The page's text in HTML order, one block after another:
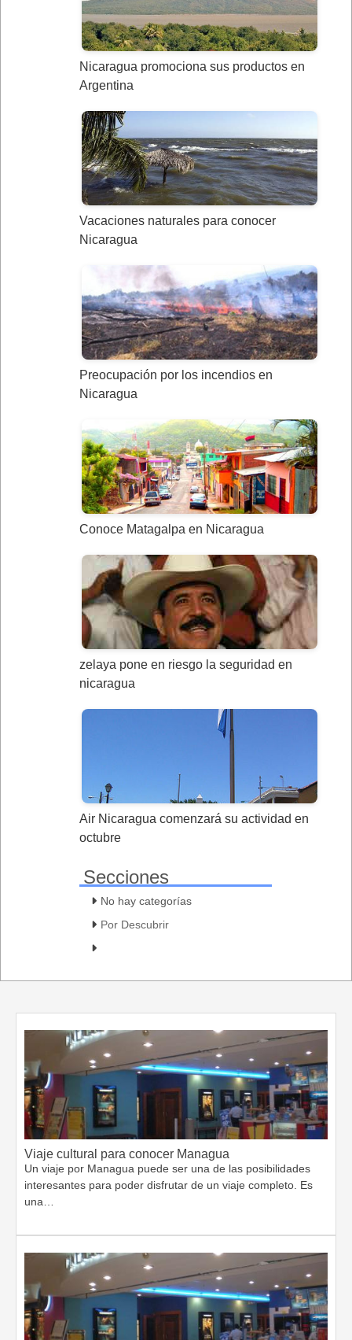
Nicaragua promociona sus productos en
Argentina
Vacaciones naturales para conocer
Nicaragua
Preocupación por los incendios en
Nicaragua
Conoce Matagalpa en Nicaragua
zelaya pone en riesgo la seguridad en
nicaragua
Air Nicaragua comenzará su actividad en
octubre
Secciones
No hay categorías
Por Descubrir
Viaje cultural para conocer Managua
Un viaje por Managua puede ser una de las posibilidades
interesantes para poder disfrutar de un viaje completo. Es
una…